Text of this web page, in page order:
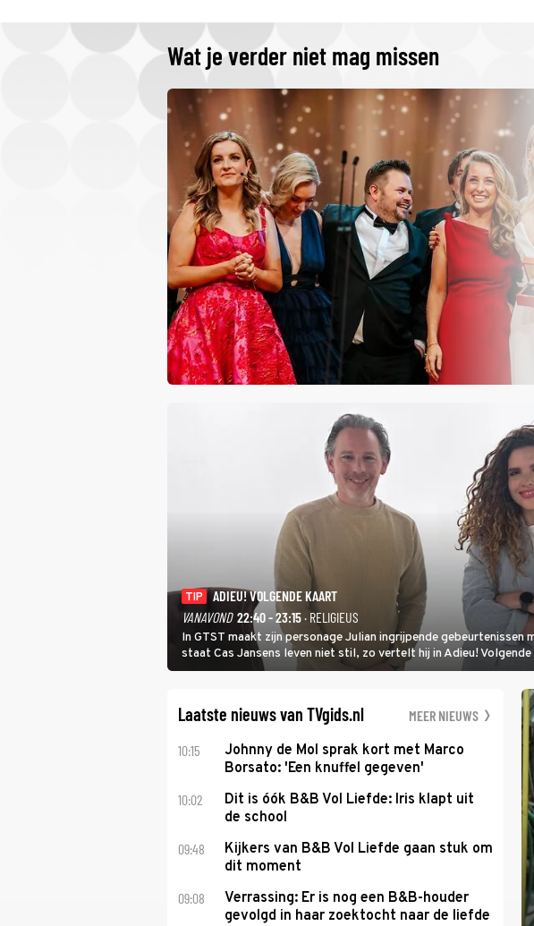
Wat je verder niet mag missen
TIP
ADIEU! VOLGENDE KAART
VANAVOND 22:40 - 23:15· RELIGIEUS
In GTST maakt zijn personage Julian ingrijpende gebeurtenissen
staat Cas Jansens leven niet stil, zo vertelt hij in Adieu!
Laatste nieuws van TVgids.nl MEER NIEUWS
10:15
Johnny de Mol sprak kort met Marco
Borsato: 'Een knuffel gegeven'
10:02
Dit is óók B&B Vol Liefde: Iris klapt uit
de school
09:48
Kijkers van B&B Vol Liefde gaan stuk om
dit moment
09:08
Verrassing: Er is nog een B&B-houder
gevolgd in haar zoektocht naar de liefde